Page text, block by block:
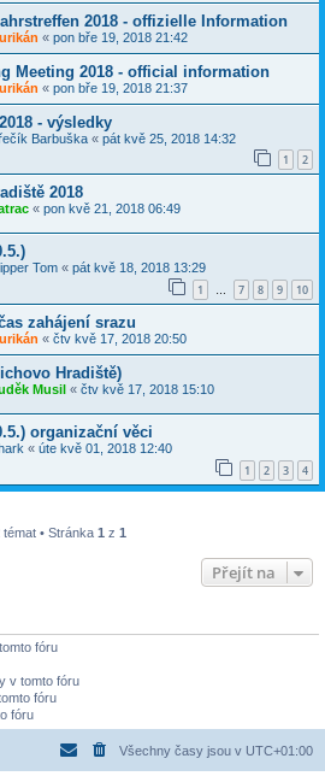
2018 - offizielle Information
« pon bře 19, 2018 21:42
Meeting 2018 - official information
« pon bře 19, 2018 21:37
- výsledky
Barbuška « pát kvě 25, 2018 14:32
1 2
2018
« pon kvě 21, 2018 06:49
Tom « pát kvě 18, 2018 13:29
1 … 7 8 9 10
zahájení srazu
« čtv kvě 17, 2018 20:50
Hradiště)
Musil « čtv kvě 17, 2018 15:10
organizační věci
« úte kvě 01, 2018 12:40
1 2 3 4
témat • Stránka 1 z 1
Přejít na
fóru
v tomto fóru
fóru
fóru
Všechny časy jsou v UTC+01:00